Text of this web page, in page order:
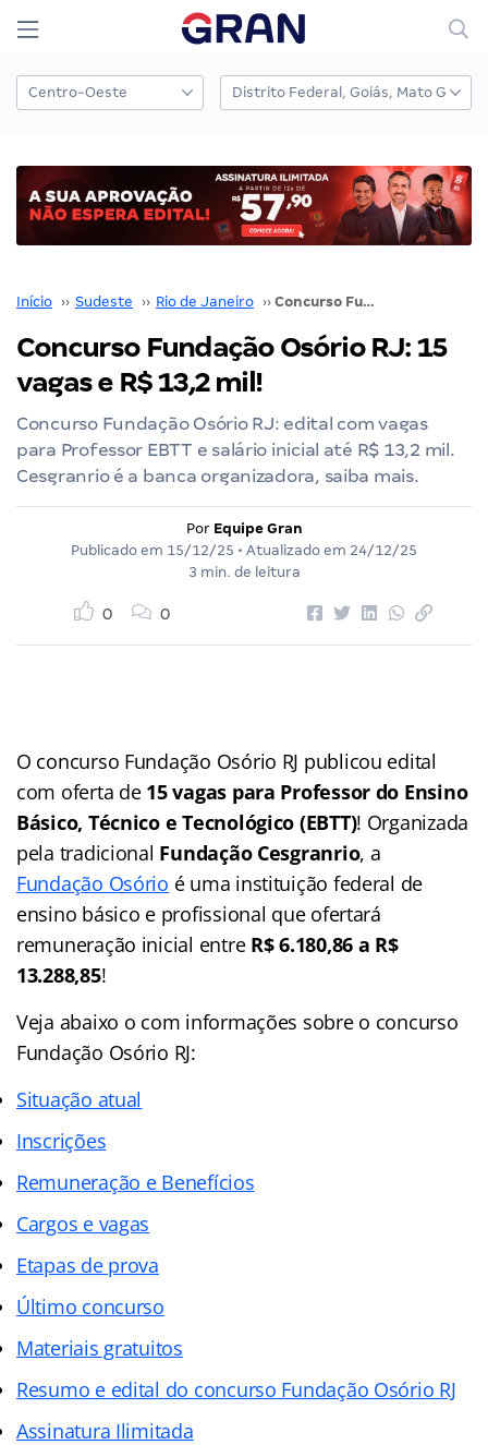
Início ›› Sudeste ›› Rio de Janeiro ›› Concurso Fundação Osório RJ: 15 vagas e R$ 13,2 mil!
Concurso Fundação Osório RJ: 15
vagas e R$ 13,2 mil!
Concurso Fundação Osório RJ: edital com vagas
para Professor EBTT e salário inicial até R$ 13,2 mil.
Cesgranrio é a banca organizadora, saiba mais.
Por Equipe Gran
Publicado em 15/12/25 • Atualizado em 24/12/25
3 min. de leitura
0 0
O concurso Fundação Osório RJ publicou edital
com oferta de 15 vagas para Professor do Ensino
Básico, Técnico e Tecnológico (EBTT)! Organizada
pela tradicional Fundação Cesgranrio, a
Fundação Osório é uma instituição federal de
ensino básico e profissional que ofertará
remuneração inicial entre R$ 6.180,86 a R$
13.288,85!
Veja abaixo o com informações sobre o concurso
Fundação Osório RJ:
Situação atual
Inscrições
Remuneração e Benefícios
Cargos e vagas
Etapas de prova
Último concurso
Materiais gratuitos
Resumo e edital do concurso Fundação Osório RJ
Assinatura Ilimitada